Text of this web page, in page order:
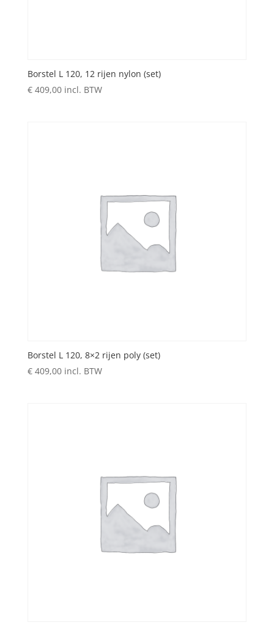
Borstel L 120, 12 rijen nylon (set)
€409,00 incl. BTW
Borstel L 120, 8×2 rijen poly (set)
€409,00 incl. BTW